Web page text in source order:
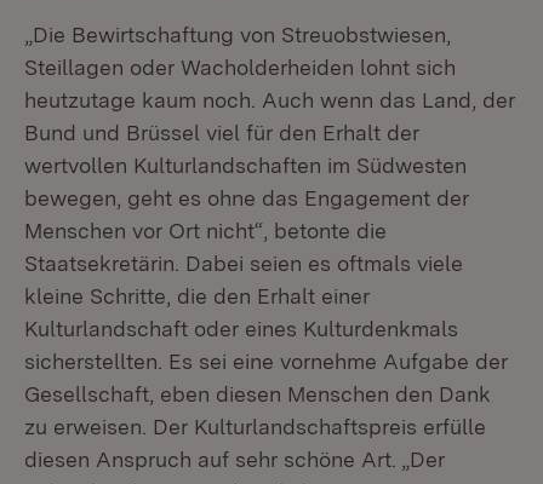
„Die Bewirtschaftung von Streuobstwiesen,
Steillagen oder Wacholderheiden lohnt sich
heutzutage kaum noch. Auch wenn das Land, der
Bund und Brüssel viel für den Erhalt der
wertvollen Kulturlandschaften im Südwesten
bewegen, geht es ohne das Engagement der
Menschen vor Ort nicht“, betonte die
Staatsekretärin. Dabei seien es oftmals viele
kleine Schritte, die den Erhalt einer
Kulturlandschaft oder eines Kulturdenkmals
sicherstellten. Es sei eine vornehme Aufgabe der
Gesellschaft, eben diesen Menschen den Dank
zu erweisen. Der Kulturlandschaftspreis erfülle
diesen Anspruch auf sehr schöne Art. „Der